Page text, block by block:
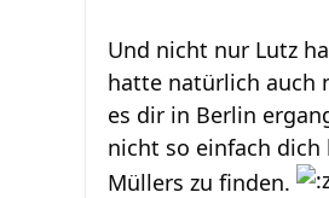
Und nicht nur Lutz
hatte natürlich auch
es dir in Berlin
nicht so einfach dich
Müllers zu finden.